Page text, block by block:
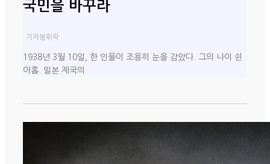
국민을 바꾸라
기자봉휘락
1938년 3월 10일, 한 인물이 조용히 눈을 감았다. 그의 나이 쉰
아홉. 일본 제국의